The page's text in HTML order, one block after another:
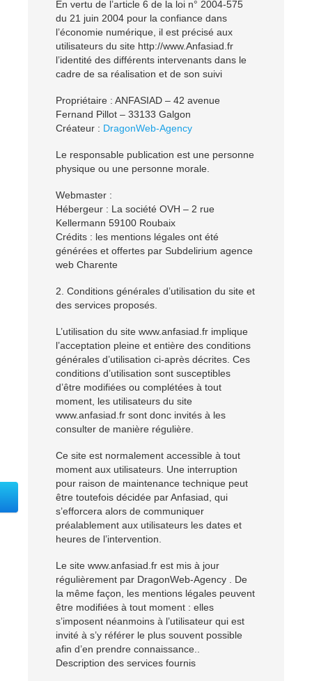
En vertu de l’article 6 de la loi n° 2004-575
du 21 juin 2004 pour la confiance dans
l’économie numérique, il est précisé aux
utilisateurs du site http://www.Anfasiad.fr
l’identité des différents intervenants dans le
cadre de sa réalisation et de son suivi
Propriétaire : ANFASIAD – 42 avenue
Fernand Pillot – 33133 Galgon
Créateur : DragonWeb-Agency
Le responsable publication est une personne
physique ou une personne morale.
Webmaster :
Hébergeur : La société OVH – 2 rue
Kellermann 59100 Roubaix
Crédits : les mentions légales ont été
générées et offertes par Subdelirium agence
web Charente
2. Conditions générales d’utilisation du site et
des services proposés.
L’utilisation du site www.anfasiad.fr implique
l’acceptation pleine et entière des conditions
générales d’utilisation ci-après décrites. Ces
conditions d’utilisation sont susceptibles
d’être modifiées ou complétées à tout
moment, les utilisateurs du site
www.anfasiad.fr sont donc invités à les
consulter de manière régulière.
Ce site est normalement accessible à tout
moment aux utilisateurs. Une interruption
pour raison de maintenance technique peut
être toutefois décidée par Anfasiad, qui
s’efforcera alors de communiquer
préalablement aux utilisateurs les dates et
heures de l’intervention.
Le site www.anfasiad.fr est mis à jour
régulièrement par DragonWeb-Agency . De
la même façon, les mentions légales peuvent
être modifiées à tout moment : elles
s’imposent néanmoins à l’utilisateur qui est
invité à s’y référer le plus souvent possible
afin d’en prendre connaissance..
Description des services fournis